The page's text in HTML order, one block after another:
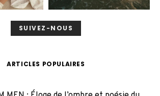
SUIVEZ-NOUS
ARTICLES POPULAIRES